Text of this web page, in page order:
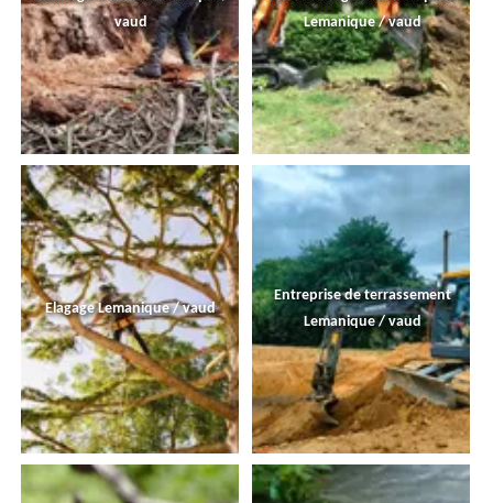
vaud
Lemanique / vaud
Elagage Lemanique / vaud
Entreprise de terrassement
Lemanique / vaud